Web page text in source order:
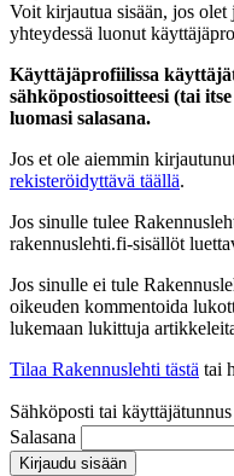
Voit kirjautua sisään, jos
yhteydessä luonut
Käyttäjäprofiilissa
sähköpostiosoitteesi (tai
luomasi salasana.
Jos et ole aiemmin
rekisteröidyttävä täällä.
Jos sinulle tulee
rakennuslehti.fi-sisällöt
Jos sinulle ei tule
oikeuden kommentoida
lukemaan lukittuja
Tilaa Rakennuslehti tästä tai
Sähköposti tai käyttäjätunnus
Salasana
Kirjaudu sisään